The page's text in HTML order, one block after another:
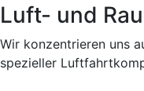
Luft- und
Wir konzentrieren uns
spezieller